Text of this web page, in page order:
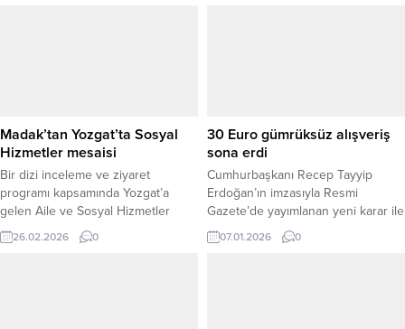
Madak’tan Yozgat’ta Sosyal
Hizmetler mesaisi
Bir dizi inceleme ve ziyaret
programı kapsamında Yozgat’a
gelen Aile ve Sosyal Hizmetler
Bakan Yardımcısı Sevim Sayım
Madak, ilk olarak Yozgat Valisi
26.02.2026 0
30 Euro gümrüksüz alışveriş
sona erdi
Cumhurbaşkanı Recep Tayyip
Erdoğan’ın imzasıyla Resmi
Gazete’de yayımlanan yeni karar ile
yurt dışından posta veya hızlı kargo
yoluyla getirilen ürünlere yönelik
07.01.2026 0